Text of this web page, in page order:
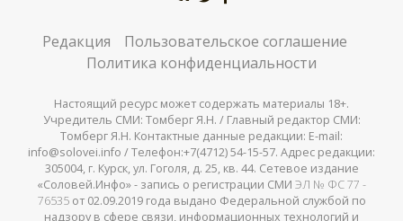
Редакция
Пользовательское соглашение
Политика конфиденциальности
Настоящий ресурс может содержать материалы 18+.
Учредитель СМИ: Томберг Я.Н. / Главный редактор СМИ:
Томберг Я.Н. Контактные данные редакции: E-mail:
info@solovei.info / Телефон:+7(4712) 54-15-57. Адрес редакции:
305004, г. Курск, ул. Гоголя, д. 25, кв. 44. Сетевое издание
«Соловей.Инфо» - запись о регистрации СМИ ЭЛ № ФС 77 -
76535от 02.09.2019 года выдано Федеральной службой по
надзору в сфере связи, информационных технологий и